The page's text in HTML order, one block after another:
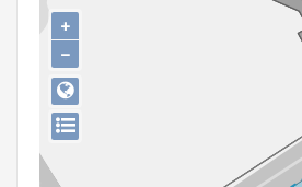
Gebeurtenis
Persoon of collectief
Downloads
Hergebruik
+
−